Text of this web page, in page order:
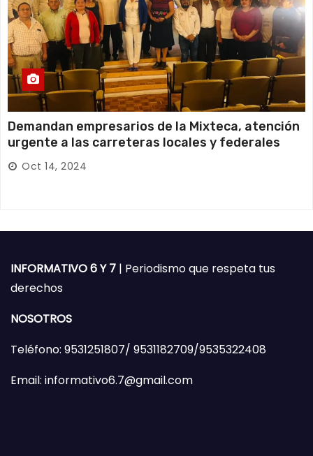
Demandan empresarios de la Mixteca, atención
urgente a las carreteras locales y federales
Oct 14, 2024
INFORMATIVO 6 Y 7 | Periodismo que respeta tus
derechos
NOSOTROS
Teléfono: 9531251807/ 9531182709/9535322408
Email: informativo6.7@gmail.com